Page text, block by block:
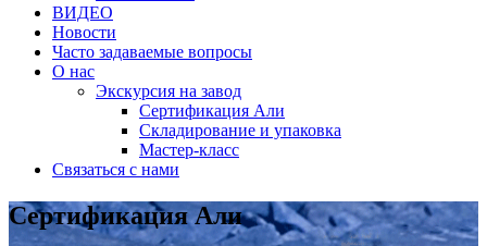
ВИДЕО
Новости
Часто задаваемые вопросы
О нас
Экскурсия на завод
Сертификация Али
Складирование и упаковка
Мастер-класс
Связаться с нами
Сертификация Али